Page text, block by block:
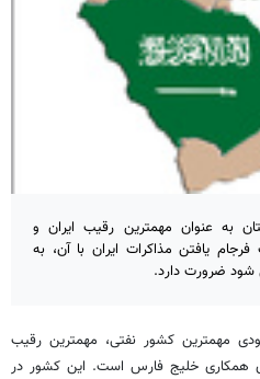
به عنوان مهمترین رقیب ایران و
یافتن مذاکرات ایران با آن، به
شود ضرورت دارد.
مهمترین کشور نفتی، مهمترین رقیب
همکاری خلیج فارس است. این کشور در